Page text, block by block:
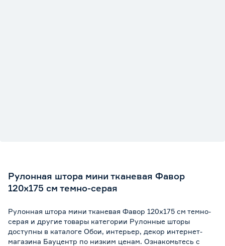
Рулонная штора мини тканевая Фавор
120х175 см темно-серая
Рулонная штора мини тканевая Фавор 120х175 см темно-
серая и другие товары категории Рулонные шторы
доступны в каталоге Обои, интерьер, декор интернет-
магазина Бауцентр по низким ценам. Ознакомьтесь с